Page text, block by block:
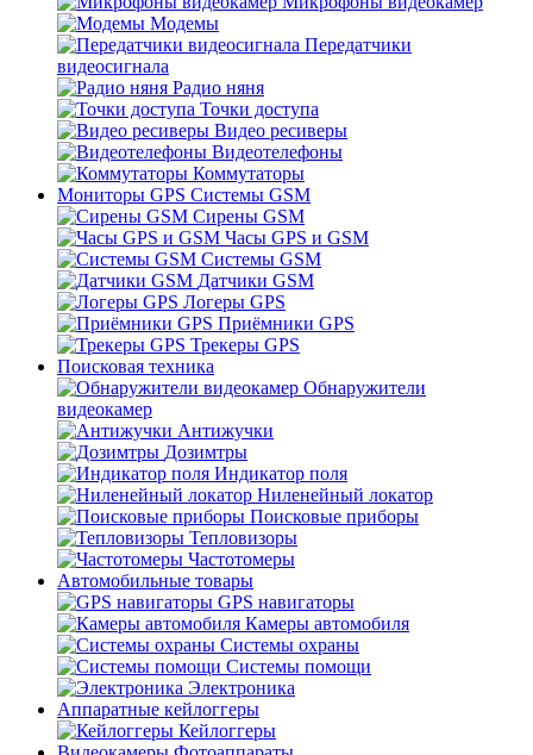
Модемы
Передатчики
видеосигнала
Радио няня
Точки доступа
Видео ресиверы
Видеотелефоны
Коммутаторы
Мониторы GPS Системы GSM
Сирены GSM
Часы GPS и GSM
Системы GSM
Датчики GSM
Логеры GPS
Приёмники GPS
Трекеры GPS
Поисковая техника
Обнаружители
видеокамер
Антижучки
Дозимтры
Индикатор поля
Ниленейный локатор
Поисковые приборы
Тепловизоры
Частотомеры
Автомобильные товары
GPS навигаторы
Камеры автомобиля
Системы охраны
Системы помощи
Электроника
Аппаратные кейлоггеры
Кейлоггеры